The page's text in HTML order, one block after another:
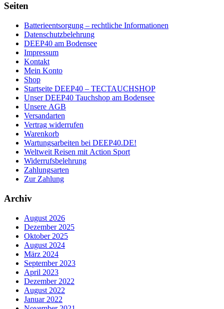
Seiten
Batterieentsorgung – rechtliche Informationen
Datenschutzbelehrung
DEEP40 am Bodensee
Impressum
Kontakt
Mein Konto
Shop
Startseite DEEP40 – TECTAUCHSHOP
Unser DEEP40 Tauchshop am Bodensee
Unsere AGB
Versandarten
Vertrag widerrufen
Warenkorb
Wartungsarbeiten bei DEEP40.DE!
Weltweit Reisen mit Action Sport
Widerrufsbelehrung
Zahlungsarten
Zur Zahlung
Archiv
August 2026
Dezember 2025
Oktober 2025
August 2024
März 2024
September 2023
April 2023
Dezember 2022
August 2022
Januar 2022